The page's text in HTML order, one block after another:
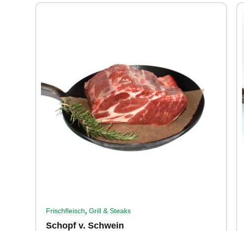
Frischfleisch, Grill & Steaks
Schopf v. Schwein